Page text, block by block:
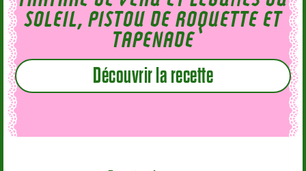
SOLEIL, PISTOU DE ROQUETTE ET
TAPENADE
Découvrir la recette